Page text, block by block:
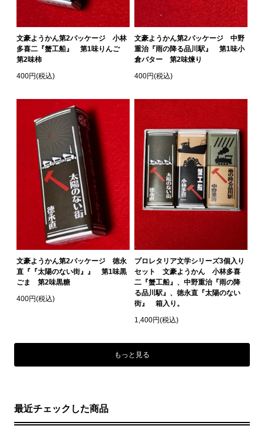
文豪ようかん第2パッケージ 小林
多喜二『蟹工船』 第1味りんご
第2味柿
400円(税込)
文豪ようかん第2パッケージ 中野
重治『雨の降る品川駅』 第1味小
倉バター 第2味煉り
400円(税込)
文豪ようかん第2パッケージ 徳永
直『『太陽のない街』』 第1味黒
ごま 第2味黒糖
400円(税込)
プロレタリア文学シリーズ3個入り
セット 文豪ようかん 小林多喜
二『蟹工船』、中野重治『雨の降
る品川駅』、徳永直『太陽のない
街』 箱入り。
1,400円(税込)
もっと見る
最近チェックした商品